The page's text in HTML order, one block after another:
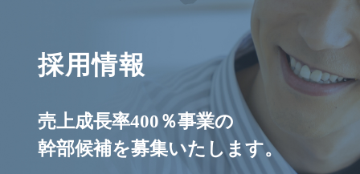
採用情報
売上成長率400％事業の
幹部候補を募集いたします。